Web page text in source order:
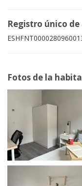
Registro único
Fotos de la